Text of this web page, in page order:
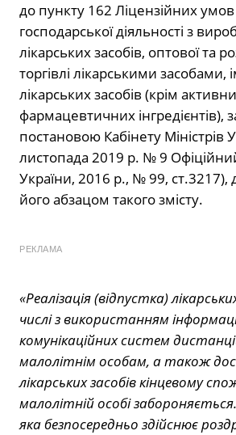
до пункту 162 Ліцензійних
господарської діяльності з
лікарських засобів, оптової та
торгівлі лікарськими засобами,
лікарських засобів (крім
фармацевтичних інгредієнтів),
постановою Кабінету Міністрів
листопада 2019 р. № 9
України, 2016 р., № 99,
його абзацом такого змісту.
РЕКЛАМА
«Реалізація (відпустка)
числі з використанням
комунікаційних систем
малолітнім особам, а також
лікарських засобів кінцевому
малолітній особі
яка безпосередньо здійснює